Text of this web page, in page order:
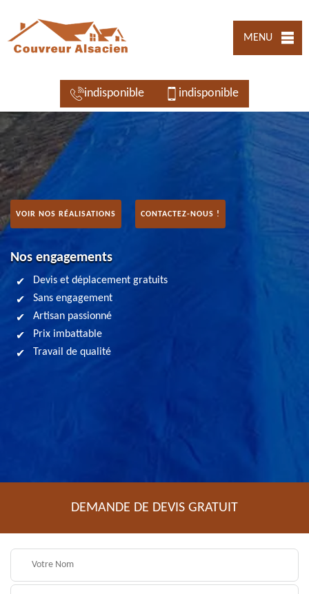
MENU
indisponible indisponible
VOIR NOS RÉALISATIONS CONTACTEZ-NOUS !
Nos engagements
Devis et déplacement gratuits
Sans engagement
Artisan passionné
Prix imbattable
Travail de qualité
DEMANDE DE DEVIS GRATUIT